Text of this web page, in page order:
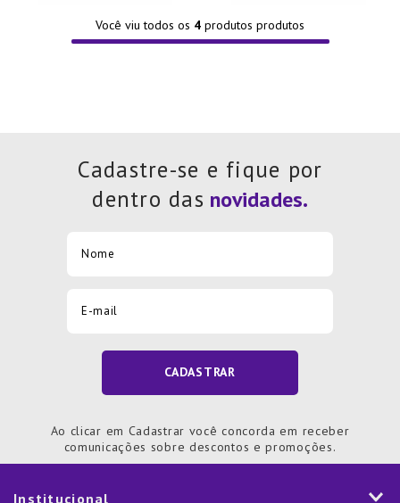
Você viu todos os 4 produtos
Cadastre-se e fique por
dentro das
CADASTRAR
Ao clicar em Cadastrar você concorda em receber
comunicações sobre descontos e promoções.
Institucional